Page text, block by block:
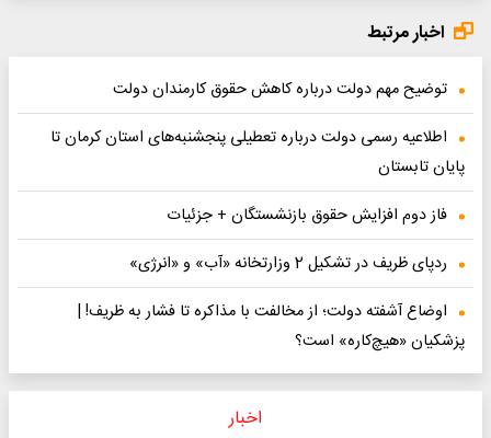
اخبار مرتبط
توضیح مهم دولت درباره کاهش حقوق کارمندان دولت
اطلاعیه رسمی دولت درباره تعطیلی پنجشنبه‌های استان کرمان تا
پایان تابستان
فاز دوم افزایش حقوق بازنشستگان + جزئیات
ردپای ظریف در تشکیل 2 وزارتخانه «آب» و «انرژی»
اوضاع آشفته دولت؛ از مخالفت با مذاکره تا فشار به ظریف! |
پزشکیان «هیچ‌کاره» است؟
اخبار